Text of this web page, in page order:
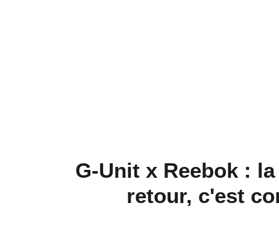
G-Unit x Reebok :
retour, c'est